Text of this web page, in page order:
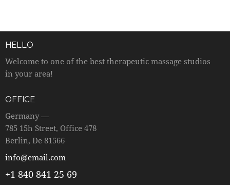
HELLO
Welcome to one of the best therapeutic massage studios
in your area!
OFFICE
Germany —
785 15h Street, Office 478
Berlin, De 81566
info@email.com
+1 840 841 25 69